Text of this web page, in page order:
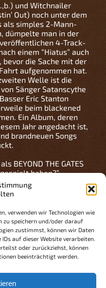
verwenden wir Technologien wie
zu speichern und/oder darauf
zustimmst, können wir Daten
auf dieser Website verarbeiten.
oder zurückziehst, können
beeinträchtigt werden.
und Witchnailer
Out) noch unter dem
als simples 2-Mann-
dümpelte man in der
4-Track-
einem “Hiatus” auch
die Sache mit der
aufgenommen hat.
Welle ist die
Sänger Satanscythe
Eric Stanton
beim blackened
Ein Album, deren
Jahr angedacht ist,
brandneuen Songs
BEYOND THE GATES
haben?”
einmal mit
2023 (und gleich
für die diesjährige
mit einer Träne in
gesehen… ich habe